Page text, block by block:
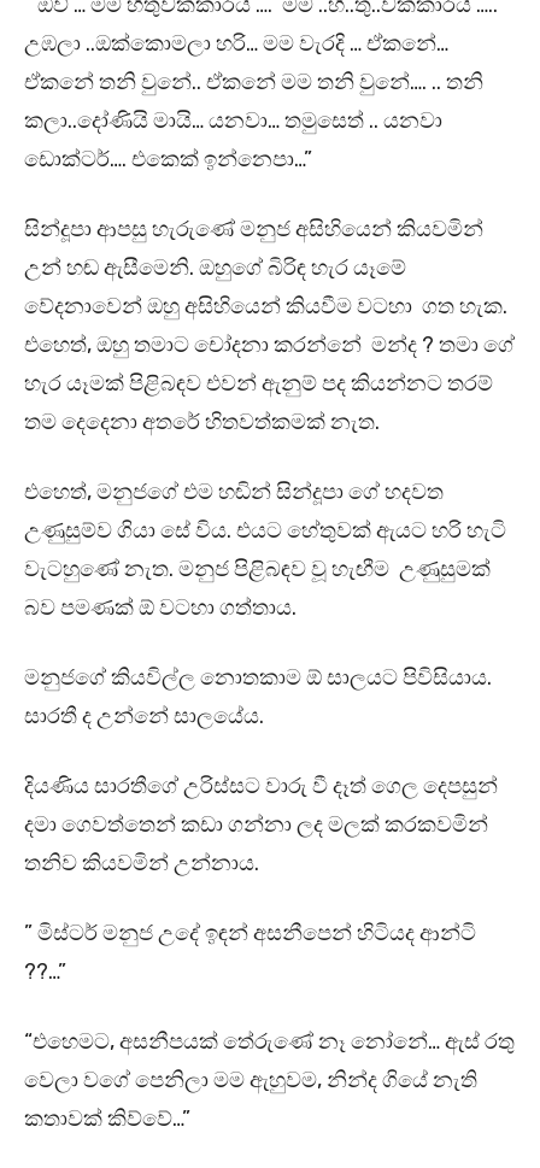
උඹලා ..ඔක්කොමලා හරි… මම වැරදි … ඒකනේ…
ඒකනේ තනි වුනේ.. ඒකනේ මම තනි වුනේ…. .. තනි
කලා..දෝණියි මායි… යනවා… තමුසෙත් .. යනවා
ඩොක්ටර්…. එකෙක් ඉන්නෙපා…”
සින්දූපා ආපසු හැරුණේ මනුජ අසිහියෙන් කියවමින්
උන් හඬ ඇසීමෙනි. ඔහුගේ බිරිඳ හැර යෑමේ
වේදනාවෙන් ඔහු අසිහියෙන් කියවීම වටහා ගත හැක.
එහෙත්, ඔහු තමාට චෝදනා කරන්නේ මන්ද ? තමා ගේ
හැර යෑමක් පිළිබඳව එවන් ඇනුම් පද කියන්නට තරම්
තම දෙදෙනා අතරේ හිතවත්කමක් නැත.
එහෙත්, මනුජගේ එම හඬින් සින්දූපා ගේ හදවත
උණුසුම්ව ගියා සේ විය. එයට හේතුවක් ඇයට හරි හැටි
වැටහුණේ නැත. මනුජ පිළිබඳව වූ හැඟීම උණුසුමක්
බව පමණක් ඕ වටහා ගත්තාය.
මනුජගේ කියවිල්ල නොතකාම ඕ සාලයට පිවිසියාය.
සාරතී ද උන්නේ සාලයේය.
දියණිය සාරතීගේ උරිස්සට වාරු වී දෑත් ගෙල දෙපසුන්
දමා ගෙවත්තෙන් කඩා ගන්නා ලද මලක් කරකවමින්
තනිව කියවමින් උන්නාය.
” මිස්ටර් මනුජ උදේ ඉඳන් අසනීපෙන් හිටියද ආන්ටි
??…”
“එහෙමට, අසනීපයක් තේරුණේ නෑ නෝනේ… ඇස් රතු
වෙලා වගේ පෙනිලා මම ඇහුවම, නින්ද ගියේ නැති
කතාවක් කිව්වේ…”